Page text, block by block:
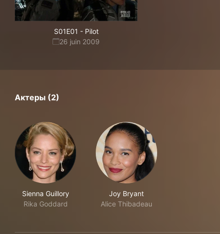
S01E01 - Pilot
26 juin 2009
Актеры (2)
Sienna Guillory
Rika Goddard
Joy Bryant
Alice Thibadeau